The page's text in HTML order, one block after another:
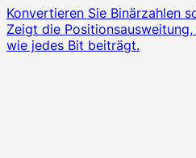
Konvertieren Sie Binärzahlen
Zeigt die
wie jedes Bit beiträgt.